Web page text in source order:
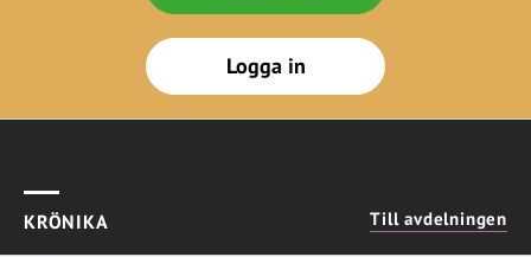
Logga in
KRÖNIKA Till avdelningen